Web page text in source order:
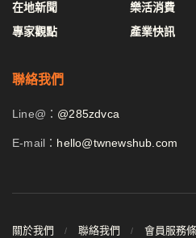
在地新聞
專家觀點
樂活消費
產業快訊
聯絡我們
Line@： @285zdvca
E-mail： hello@twnewshub.com
關於我們 聯絡我們 會員服務